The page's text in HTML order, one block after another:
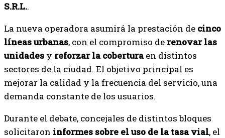
S.R.L..
La nueva operadora asumirá la prestación de cinco
líneas urbanas, con el compromiso de renovar las
unidades y reforzar la coberturaen distintos
sectores de la ciudad. El objetivo principal es
mejorar la calidad y la frecuencia del servicio, una
demanda constante de los usuarios.
Durante el debate, concejales de distintos bloques
solicitaron informes sobre el uso de la tasa vial, el